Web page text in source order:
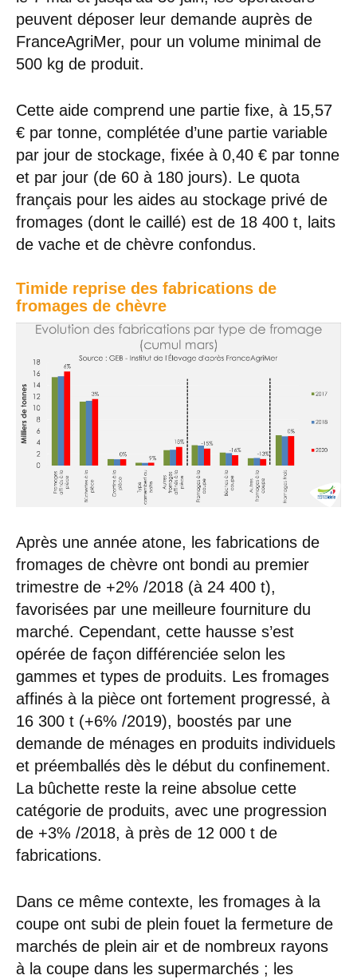
peuvent déposer leur demande auprès de
FranceAgriMer, pour un volume minimal de
500 kg de produit.
Cette aide comprend une partie fixe, à 15,57
€ par tonne, complétée d’une partie variable
par jour de stockage, fixée à 0,40 € par tonne
et par jour (de 60 à 180 jours). Le quota
français pour les aides au stockage privé de
fromages (dont le caillé) est de 18 400 t, laits
de vache et de chèvre confondus.
Timide reprise des fabrications de
fromages de chèvre
Après une année atone, les fabrications de
fromages de chèvre ont bondi au premier
trimestre de +2% /2018 (à 24 400 t),
favorisées par une meilleure fourniture du
marché. Cependant, cette hausse s’est
opérée de façon différenciée selon les
gammes et types de produits. Les fromages
affinés à la pièce ont fortement progressé, à
16 300 t (+6% /2019), boostés par une
demande de ménages en produits individuels
et préemballés dès le début du confinement.
La bûchette reste la reine absolue cette
catégorie de produits, avec une progression
de +3% /2018, à près de 12 000 t de
fabrications.
Dans ce même contexte, les fromages à la
coupe ont subi de plein fouet la fermeture de
marchés de plein air et de nombreux rayons
à la coupe dans les supermarchés ; les